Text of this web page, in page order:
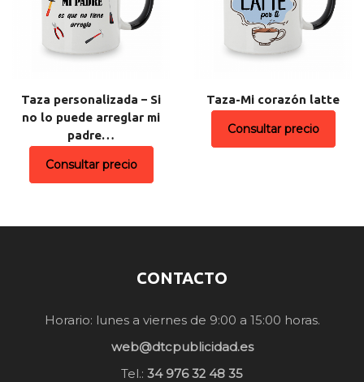
Taza personalizada – Si
no lo puede arreglar mi
padre…
Consultar precio
Taza-Mi corazón latte
Consultar precio
CONTACTO
Horario: lunes a viernes de 9:00 a 15:00 horas.
web@dtcpublicidad.es
Tel.: 34 976 32 48 35